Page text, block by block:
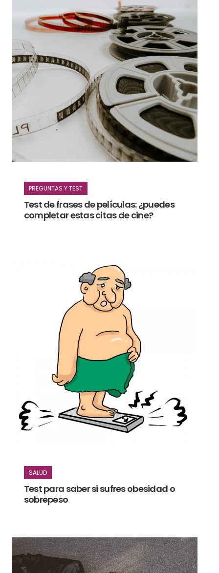
PREGUNTAS Y TEST
Test de frases de películas: ¿puedes
completar estas citas de cine?
SALUD
Test para saber si sufres obesidad o
sobrepeso